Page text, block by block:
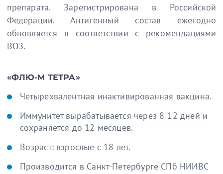
препарата. Зарегистрирована в Российской
Федерации. Антигенный состав ежегодно
обновляется в соответствии с рекомендациями
ВОЗ.
«ФЛЮ-М ТЕТРА»
Четырехвалентная инактивированная вакцина.
Иммунитет вырабатывается через 8-12 дней и
сохраняется до 12 месяцев.
Возраст: взрослые с 18 лет.
Производится в Санкт-Петербурге СПб НИИВС